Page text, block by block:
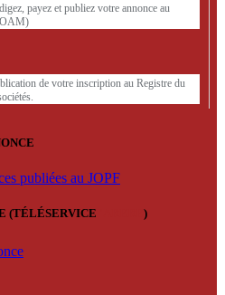
payez et publiez votre annonce au
de votre inscription au Registre du
publiées au JOPF
(TÉLÉSERVICE )